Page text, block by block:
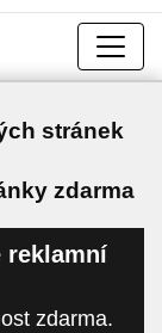
stránek
zdarma
reklamní
zdarma.